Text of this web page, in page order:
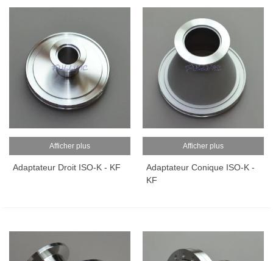
Afficher plus
Adaptateur Droit ISO-K - KF
Afficher plus
Adaptateur Conique ISO-K -
KF